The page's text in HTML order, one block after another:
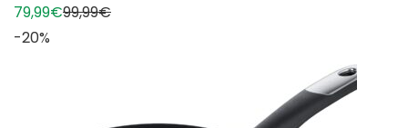
79,99€99,99€
-20%